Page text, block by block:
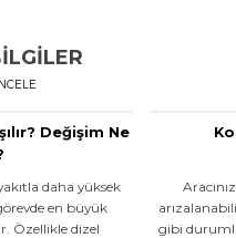
Değişim Ne
daha yüksek
en büyük
Özellikle dizel
gibi